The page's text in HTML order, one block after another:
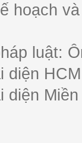
hoạch
luật:
diện
diện